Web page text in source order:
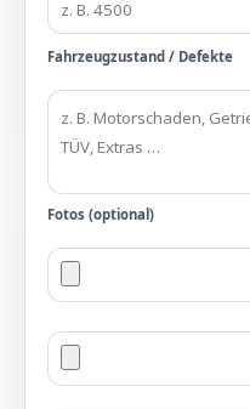
Fahrzeugzustand / Defekte
Fotos (optional)